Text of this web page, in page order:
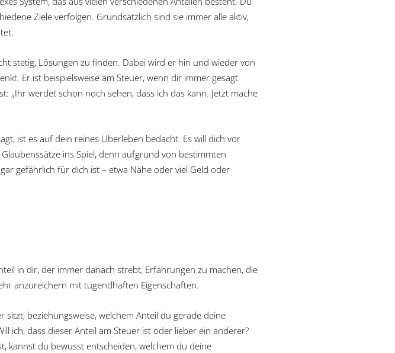
Ziele verfolgen. Grundsätzlich sind sie immer alle aktiv,
stetig, Lösungen zu finden. Dabei wird er hin und wieder von
Er ist beispielsweise am Steuer, wenn dir immer gesagt
„Ihr werdet schon noch sehen, dass ich das kann. Jetzt mache
ist es auf dein reines Überleben bedacht. Es will dich vor
ins Spiel, denn aufgrund von bestimmten
gefährlich für dich ist – etwa Nähe oder viel Geld oder
in dir, der immer danach strebt, Erfahrungen zu machen, die
anzureichern mit tugendhaften Eigenschaften.
beziehungsweise, welchem Anteil du gerade deine
ich, dass dieser Anteil am Steuer ist oder lieber ein anderer?
kannst du bewusst entscheiden, welchem du deine